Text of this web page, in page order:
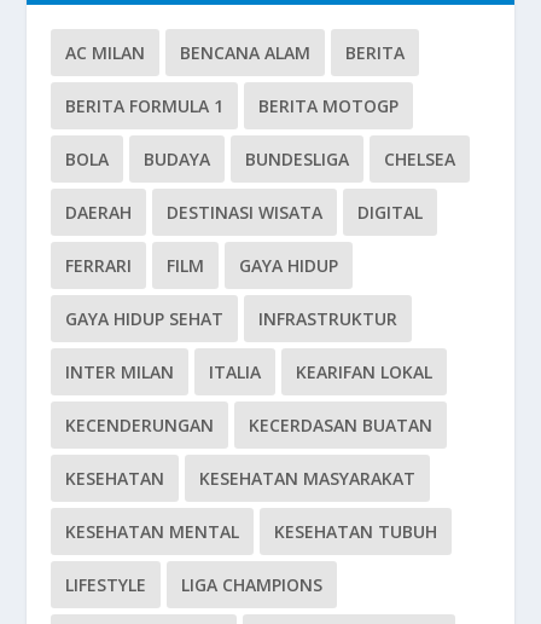
AC MILAN BENCANA ALAM BERITA
BERITA FORMULA 1 BERITA MOTOGP
BOLA BUDAYA BUNDESLIGA CHELSEA
DAERAH DESTINASI WISATA DIGITAL
FERRARI FILM GAYA HIDUP
GAYA HIDUP SEHAT INFRASTRUKTUR
INTER MILAN ITALIA KEARIFAN LOKAL
KECENDERUNGAN KECERDASAN BUATAN
KESEHATAN KESEHATAN MASYARAKAT
KESEHATAN MENTAL KESEHATAN TUBUH
LIFESTYLE LIGA CHAMPIONS